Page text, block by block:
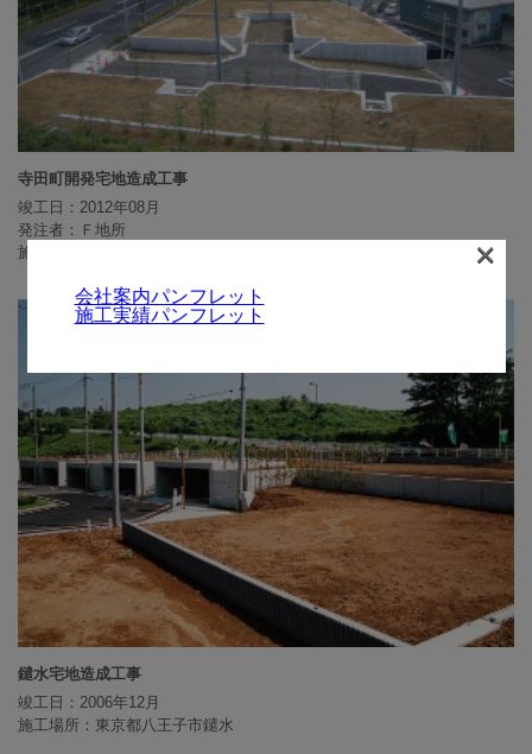
寺田町開発宅地造成工事
竣工日：2012年08月
発注者：Ｆ地所
施工場所：東京都八王子市寺田町
鑓水宅地造成工事
竣工日：2006年12月
施工場所：東京都八王子市鑓水
会社案内パンフレット
施工実績パンフレット
×